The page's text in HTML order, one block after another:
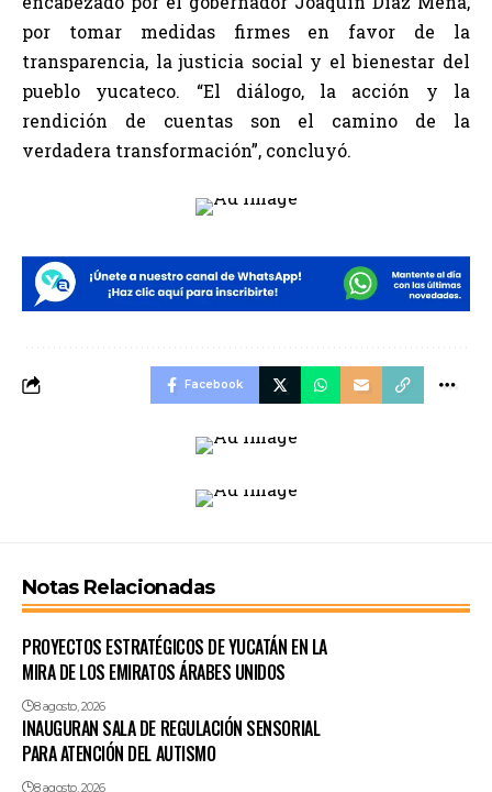
por tomar medidas firmes en favor de la
transparencia, la justicia social y el bienestar del
pueblo yucateco. “El diálogo, la acción y la
rendición de cuentas son el camino de la
verdadera transformación”, concluyó.
Facebook
Notas Relacionadas
PROYECTOS ESTRATÉGICOS DE YUCATÁN EN LA
MIRA DE LOS EMIRATOS ÁRABES UNIDOS
8 agosto, 2026
INAUGURAN SALA DE REGULACIÓN SENSORIAL
PARA ATENCIÓN DEL AUTISMO
8 agosto, 2026